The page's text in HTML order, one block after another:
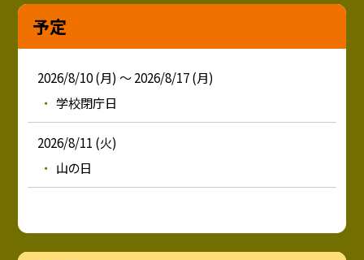
予定
2026/8/10 (月) ～ 2026/8/17 (月)
学校閉庁日
2026/8/11 (火)
山の日